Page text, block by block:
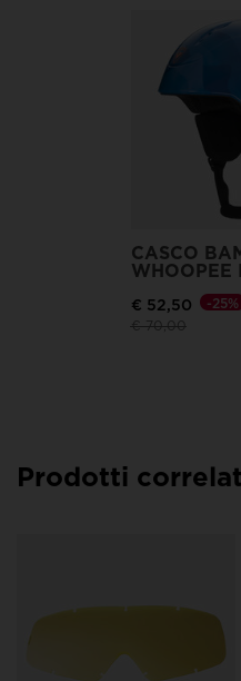
CASCO
WHOOPEE
€ 52,50
Prezzo ridotto da
€ 70,00a
-25%
Prodotti